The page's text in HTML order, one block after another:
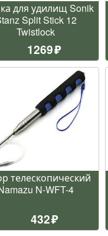
для удилищ Sonik
Split Stick 12
Twistlock
1269
телескопический
N-WFT-4
432